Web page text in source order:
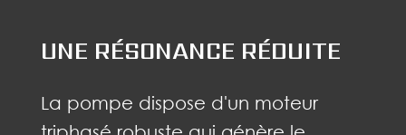
UNE RÉSONANCE RÉDUITE
La pompe dispose d'un moteur